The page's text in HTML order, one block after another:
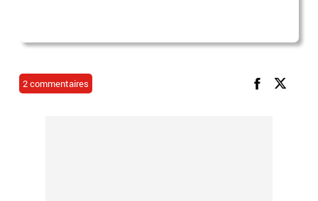
2 commentaires